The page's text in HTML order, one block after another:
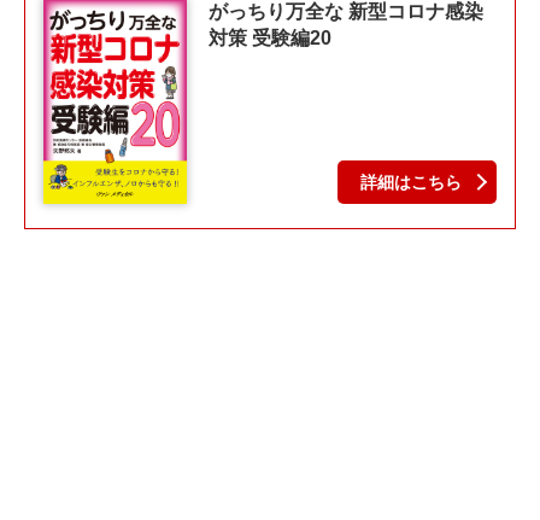
がっちり万全な 新型コロナ感染
対策 受験編20
詳細はこちら